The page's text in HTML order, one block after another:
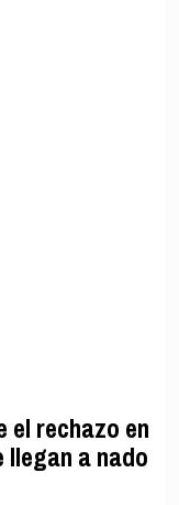
el rechazo en
a nado